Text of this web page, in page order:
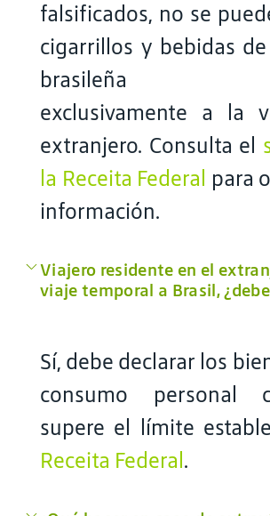
falsificados, no se
cigarrillos y bebidas
brasileña
exclusivamente a la
extranjero. Consulta el
la Receita Federal para
información.
Viajero residente en el
viaje temporal a Brasil,
Sí, debe declarar los
consumo personal
supere el límite
Receita Federal .